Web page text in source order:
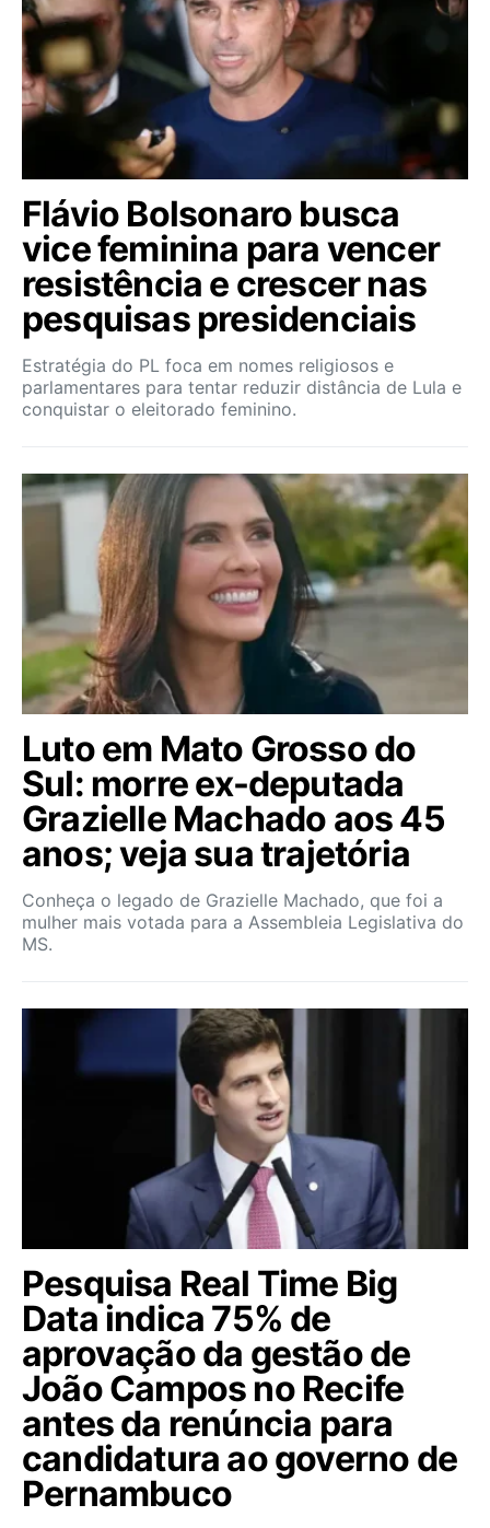
Flávio Bolsonaro busca
vice feminina para vencer
resistência e crescer nas
pesquisas presidenciais
Estratégia do PL foca em nomes religiosos e
parlamentares para tentar reduzir distância de Lula e
conquistar o eleitorado feminino.
Luto em Mato Grosso do
Sul: morre ex-deputada
Grazielle Machado aos 45
anos; veja sua trajetória
Conheça o legado de Grazielle Machado, que foi a
mulher mais votada para a Assembleia Legislativa do
MS.
Pesquisa Real Time Big
Data indica 75% de
aprovação da gestão de
João Campos no Recife
antes da renúncia para
candidatura ao governo de
Pernambuco